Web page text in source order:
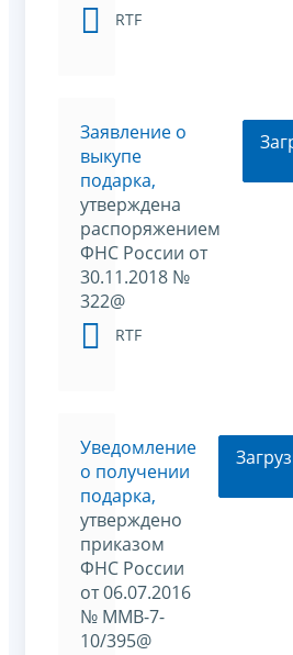
RTF
Заявление о
выкупе
подарка,
утверждена
распоряжением
ФНС России от
30.11.2018 №
322@
RTF
Уведомление
о получении
подарка,
утверждено
приказом
ФНС России
от 06.07.2016
№ ММВ-7-
10/395@